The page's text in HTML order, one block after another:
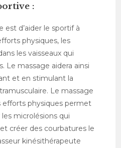
:
est d’aider le sportif à
physiques, les
les vaisseaux qui
Le massage aidera ainsi
et en stimulant la
Le massage
efforts physiques permet
microlésions qui
créer des courbatures le
kinésithérapeute